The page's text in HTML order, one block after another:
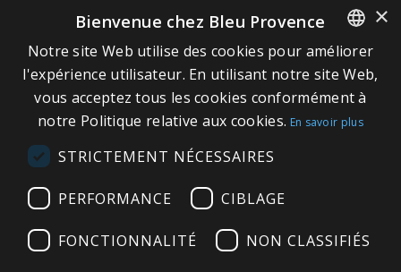
A propos de Bleu Provence
Mentions légales
Conditions de vente
Nous contacter
Visitez notre Showroom
FRENCH
ITALIAN
GERMAN
×
Bienvenue chez Bleu Provence
Notre site Web utilise des cookies pour améliorer
l'expérience utilisateur. En utilisant notre site Web,
vous acceptez tous les cookies conformément à
notre Politique relative aux cookies. En savoir plus
STRICTEMENT NÉCESSAIRES
PERFORMANCE CIBLAGE
FONCTIONNALITÉ NON CLASSIFIÉS